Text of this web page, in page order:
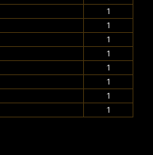
1
1
1
1
1
1
1
1